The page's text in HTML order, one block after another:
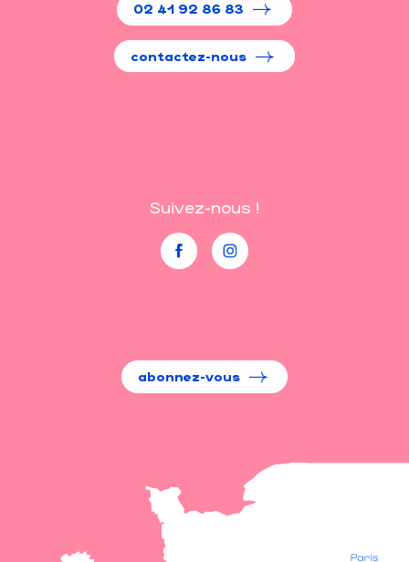
02 41 92 86 83
contactez-nous
Suivez-nous !
abonnez-vous